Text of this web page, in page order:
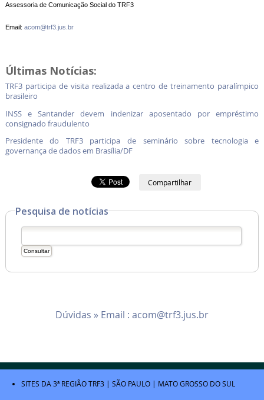
Assessoria de Comunicação Social do TRF3
Email: acom@trf3.jus.br
Últimas Notícias:
TRF3 participa de visita realizada a centro de treinamento paralímpico
brasileiro
INSS e Santander devem indenizar aposentado por empréstimo
consignado fraudulento
Presidente do TRF3 participa de seminário sobre tecnologia e
governança de dados em Brasília/DF
Compartilhar
Pesquisa de notícias
Dúvidas » Email : acom@trf3.jus.br
SITES DA 3ª REGIÃOTRF3 | SÃO PAULO | MATO GROSSO DO SUL